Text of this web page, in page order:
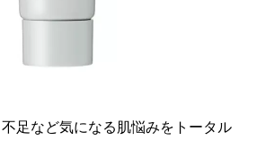
足など気になる肌悩みをトータル